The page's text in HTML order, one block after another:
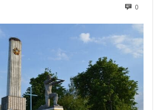
0